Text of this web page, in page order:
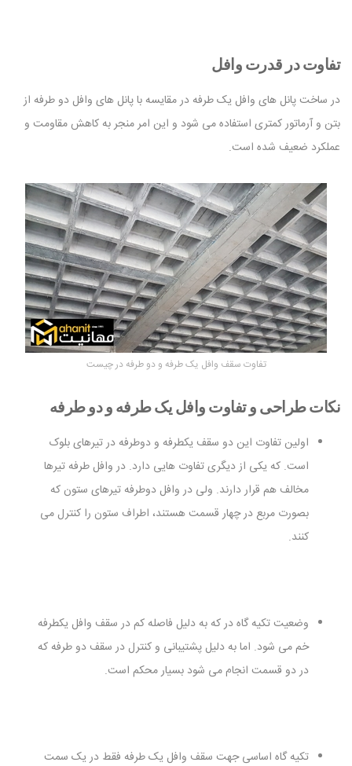
تفاوت در قدرت وافل
در ساخت پانل های وافل یک طرفه در مقایسه با پانل های وافل دو طرفه از
بتن و آرماتور کمتری استفاده می شود و این امر منجر به کاهش مقاومت و
عملکرد ضعیف شده است.
تفاوت سقف وافل یک طرفه و دو طرفه در چیست
نکات طراحی و تفاوت وافل یک طرفه و دو طرفه
اولین تفاوت این دو سقف یکطرفه و دوطرفه در تیرهای بلوک
است. که یکی از دیگری تفاوت هایی دارد. در وافل طرفه تیرها
مخالف هم ‌قرار دارند. ولی در وافل دوطرفه تیرهای ستون که
بصورت مربع در چهار قسمت هستند، اطراف ستون را کنترل می
کنند.
وضعیت تکیه گاه در که به دلیل فاصله کم در سقف وافل یکطرفه
خم می شود. اما به دلیل پشتیبانی و کنترل در سقف دو طرفه که
در دو قسمت انجام می شود بسیار محکم است.
تکیه گاه اساسی جهت سقف وافل یک طرفه فقط در یک سمت